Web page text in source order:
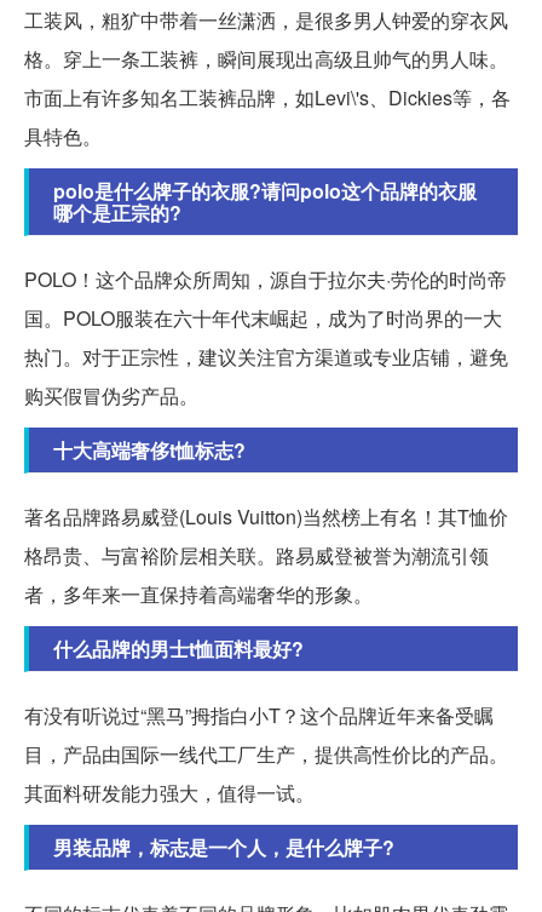
工装风，粗犷中带着一丝潇洒，是很多男人钟爱的穿衣风
格。穿上一条工装裤，瞬间展现出高级且帅气的男人味。
市面上有许多知名工装裤品牌，如Levi\'s、Dickies等，各
具特色。
polo是什么牌子的衣服?请问polo这个品牌的衣服
哪个是正宗的?
POLO！这个品牌众所周知，源自于拉尔夫·劳伦的时尚帝
国。POLO服装在六十年代末崛起，成为了时尚界的一大
热门。对于正宗性，建议关注官方渠道或专业店铺，避免
购买假冒伪劣产品。
十大高端奢侈t恤标志?
著名品牌路易威登(Louis Vuitton)当然榜上有名！其T恤价
格昂贵、与富裕阶层相关联。路易威登被誉为潮流引领
者，多年来一直保持着高端奢华的形象。
什么品牌的男士t恤面料最好?
有没有听说过“黑马”拇指白小T？这个品牌近年来备受瞩
目，产品由国际一线代工厂生产，提供高性价比的产品。
其面料研发能力强大，值得一试。
男装品牌，标志是一个人，是什么牌子?